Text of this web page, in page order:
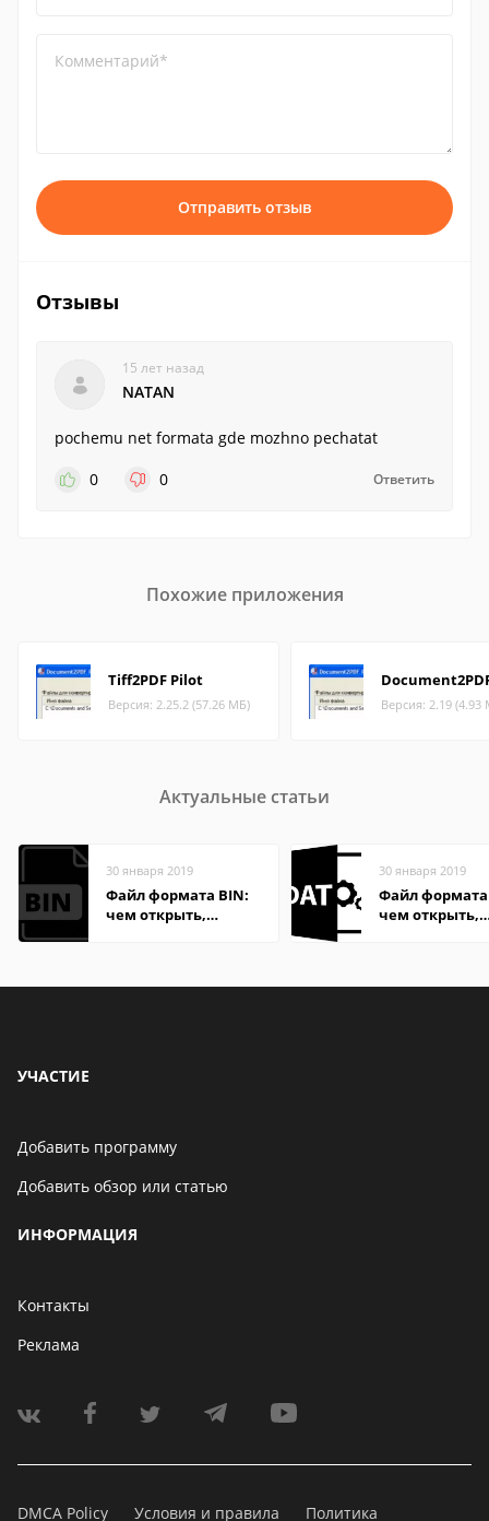
Комментарий*
Отправить отзыв
Отзывы
15 лет назад
NATAN
pochemu net formata gde mozhno pechatat
0
0 Ответить
Похожие приложения
Tiff2PDF Pilot
Версия: 2.25.2 (57.26 МБ) Версия: 2.19 (4.93
Актуальные статьи
30 января 2019
Файл формата BIN:
чем открыть,
30 января 2019
Файл формата
чем открыть,
УЧАСТИЕ
Добавить программу
Добавить обзор или статью
ИНФОРМАЦИЯ
Контакты
Реклама
DMCA Policy Условия и правила Политика